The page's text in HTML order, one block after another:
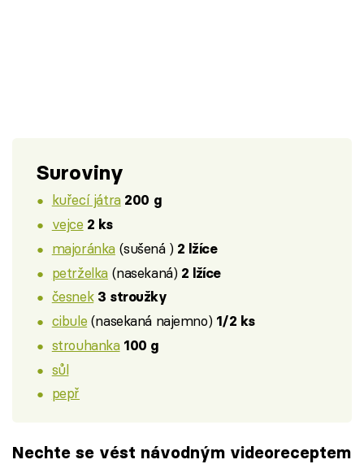
Suroviny
kuřecí játra 200 g
vejce 2 ks
majoránka(sušená ) 2 lžíce
petrželka(nasekaná) 2 lžíce
česnek 3 stroužky
cibule (nasekaná najemno) 1/2 ks
strouhanka 100 g
sůl
pepř
Nechte se vést návodným videoreceptem